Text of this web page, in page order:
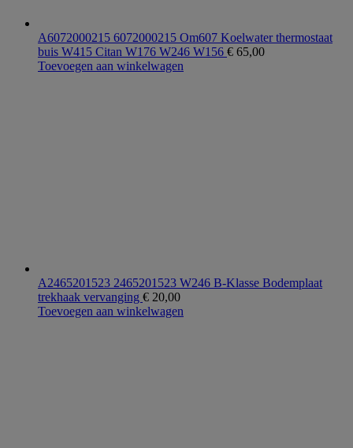
A6072000215 6072000215 Om607 Koelwater thermostaat
buis W415 Citan W176 W246 W156 € 65,00
Toevoegen aan winkelwagen
A2465201523 2465201523 W246 B-Klasse Bodemplaat
trekhaak vervanging € 20,00
Toevoegen aan winkelwagen